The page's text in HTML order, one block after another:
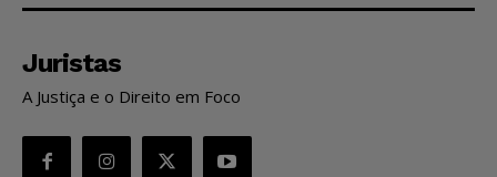
Juristas
A Justiça e o Direito em Foco